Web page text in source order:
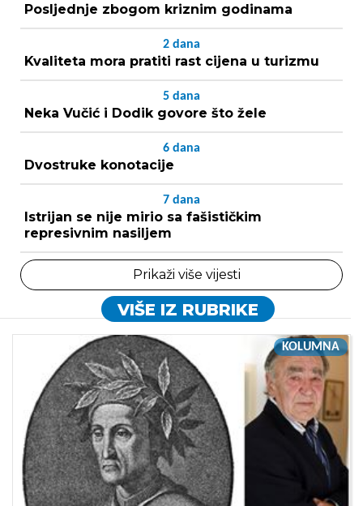
Posljednje zbogom kriznim godinama
2 dana
Kvaliteta mora pratiti rast cijena u turizmu
5 dana
Neka Vučić i Dodik govore što žele
6 dana
Dvostruke konotacije
7 dana
Istrijan se nije mirio sa fašističkim
represivnim nasiljem
Prikaži više vijesti
VIŠE IZ RUBRIKE
KOLUMNA